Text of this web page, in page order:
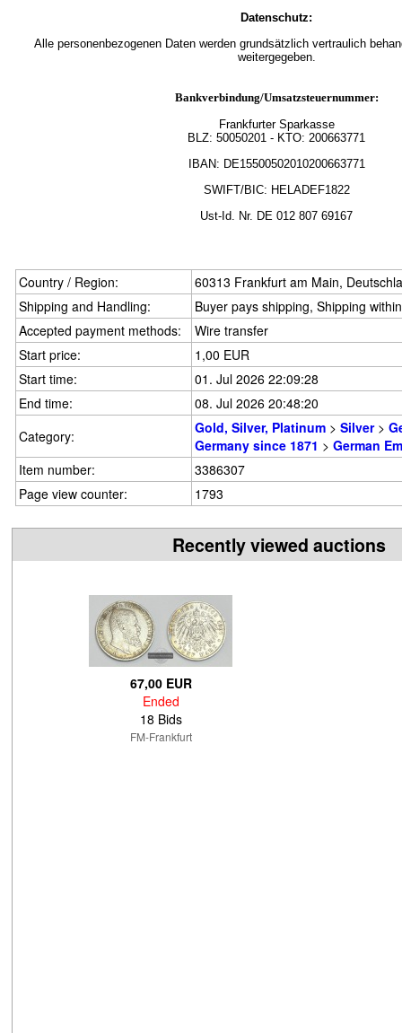
Datenschutz:
Alle personenbezogenen Daten werden grundsätzlich vertraulich
weitergegeben.
Bankverbindung/Umsatzsteuernummer:
Frankfurter Sparkasse
BLZ: 50050201 - KTO: 200663771
IBAN: DE15500502010200663771
SWIFT/BIC: HELADEF1822
Ust-Id. Nr. DE 012 807 69167
Country / Region:
60313 Frankfurt am Main,
Shipping and Handling:
Buyer pays shipping, Shipping
Accepted payment methods:
Wire transfer
Start price:
1,00 EUR
Start time:
01. Jul 2026 22:09:28
End time:
08. Jul 2026 20:48:20
Category:
Gold, Silver, Platinum > Silver>
Germany since 1871 > German
Item number:
3386307
Page view counter:
1793
Recently viewed auctions
67,00 EUR
Ended
18 Bids
FM-Frankfurt